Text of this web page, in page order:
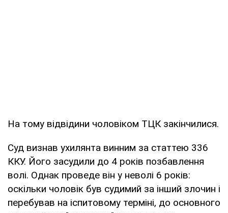
На тому відвідини чоловіком ТЦК закінчилися.
Суд визнав ухилянта винним за статтею 336
ККУ. Його засудили до 4 років позбавлення
волі. Однак проведе він у неволі 6 років:
оскільки чоловік був судимий за інший злочин і
перебував на іспитовому терміні, до основного